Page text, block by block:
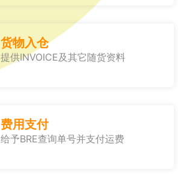
货物入仓
提供INVOICE及其它随货资料
费用支付
给予BRE查询单号并支付运费